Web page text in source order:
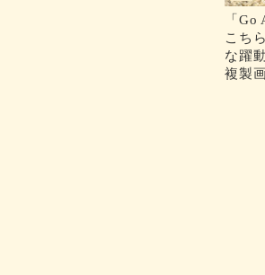
「Go
こち
な躍
複製